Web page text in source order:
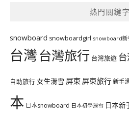
熱門關鍵字
snowboard snowboardgirl snowboard新
台灣台灣旅行 台灣旅遊
自助旅行 女生滑雪 屏東 屏東旅行新手
本 日本snowboard 日本初學滑雪 日本新